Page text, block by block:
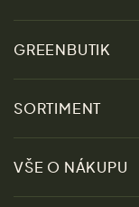
GREENBUTIK
Udržitelnost
SORTIMENT
Slevy
Ženy
VŠE O NÁKUPU